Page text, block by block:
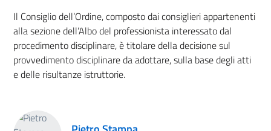
Il Consiglio dell’Ordine, composto dai consiglieri appartenenti
alla sezione dell’Albo del professionista interessato dal
procedimento disciplinare, è titolare della decisione sul
provvedimento disciplinare da adottare, sulla base degli atti
e delle risultanze istruttorie.
Membri